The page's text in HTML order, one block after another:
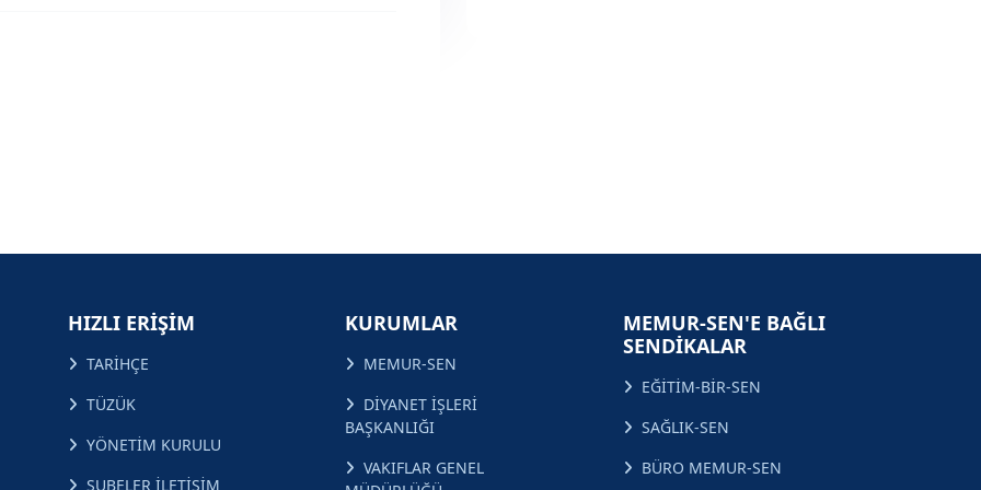
HIZLI ERİŞİM
TARİHÇE
TÜZÜK
YÖNETİM KURULU
ŞUBELER İLETİŞİM
KURUMLAR
MEMUR-SEN
DİYANET İŞLERİ
BAŞKANLIĞI
VAKIFLAR GENEL
MEMUR-SEN'E BAĞLI
SENDİKALAR
EĞİTİM-BİR-SEN
SAĞLIK-SEN
BÜRO MEMUR-SEN